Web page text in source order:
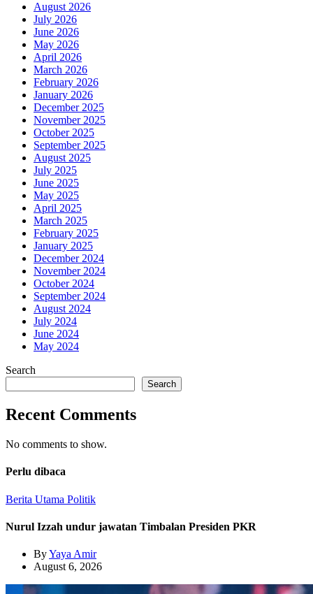
August 2026
July 2026
June 2026
May 2026
April 2026
March 2026
February 2026
January 2026
December 2025
November 2025
October 2025
September 2025
August 2025
July 2025
June 2025
May 2025
April 2025
March 2025
February 2025
January 2025
December 2024
November 2024
October 2024
September 2024
August 2024
July 2024
June 2024
May 2024
Search
Search
Recent Comments
No comments to show.
Perlu dibaca
Berita Utama Politik
Nurul Izzah undur jawatan Timbalan Presiden PKR
ByYaya Amir
August 6, 2026